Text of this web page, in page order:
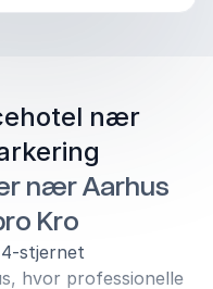
nær
nær Aarhus
Kro
stjernet
hvor professionelle